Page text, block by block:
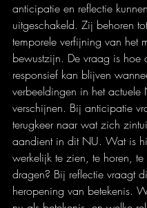
anticipatie en reflectie
uitgeschakeld. Zij behoren
temporele verfijning van het
bewustzijn. De vraag is hoe
responsief kan blijven
verbeeldingen in het actuele
verschijnen. Bij anticipatie
terugkeer naar wat zich
aandient in dit NU. Wat is
werkelijk te zien, te horen, te
dragen? Bij reflectie vraagt
heropening van betekenis.